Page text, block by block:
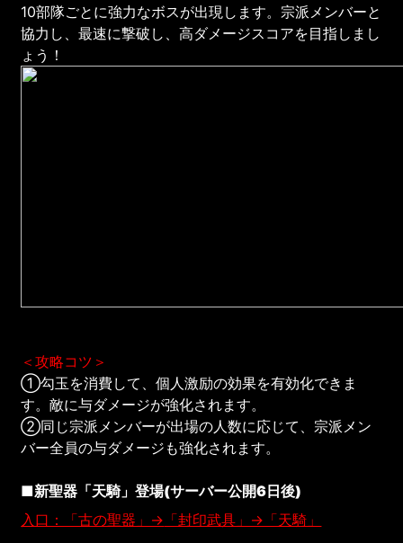
10部隊ごとに強力なボスが出現します。宗派メンバーと
協力し、最速に撃破し、高ダメージスコアを目指しまし
ょう！
＜攻略コツ＞
①勾玉を消費して、個人激励の効果を有効化できま
す。敵に与ダメージが強化されます。
②同じ宗派メンバーが出場の人数に応じて、宗派メン
バー全員の与ダメージも強化されます。
■新聖器「天騎」登場(サーバー公開6日後)
入口：「古の聖器」→ 「封印武具」→「天騎」